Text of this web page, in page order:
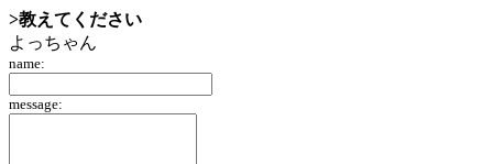
>教えてください
よっちゃん
name:
message: